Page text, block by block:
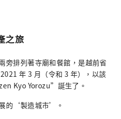
地，跨越國界、跨越時空的交
尋找光的新探索。 歡迎來到越
之旅
旁排列著寺廟和餐館，是越前省
年 3 月（令和 3 年），以該
Kyo Yorozu”誕生了。
的‘製造城市’。